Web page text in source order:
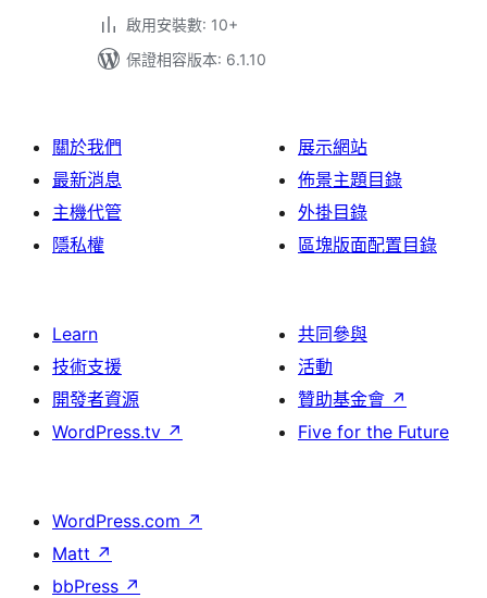
啟用安裝數: 10+
保證相容版本: 6.1.10
關於我們
最新消息
主機代管
隱私權
展示網站
佈景主題目錄
外掛目錄
區塊版面配置目錄
Learn
技術支援
開發者資源
WordPress.tv ↗
共同參與
活動
贊助基金會 ↗
Five for the Future
WordPress.com ↗
Matt ↗
bbPress ↗